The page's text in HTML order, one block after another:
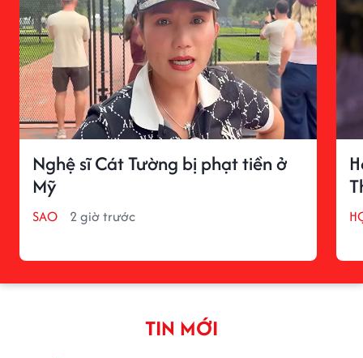
Nghệ sĩ Cát Tường bị phạt tiền ở
Mỹ
SAO 2 giờ trước
TIN MỚI